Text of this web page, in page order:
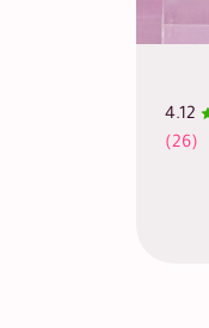
4.12
(26)